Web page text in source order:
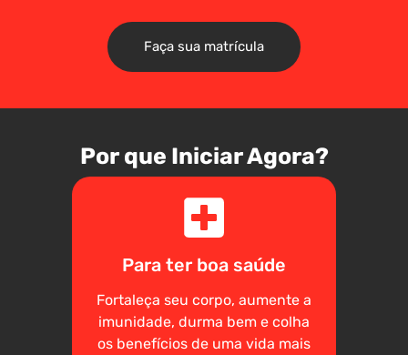
Faça sua matrícula
Por que Iniciar Agora?
Para ter boa saúde
Fortaleça seu corpo, aumente a
imunidade, durma bem e colha
os benefícios de uma vida mais